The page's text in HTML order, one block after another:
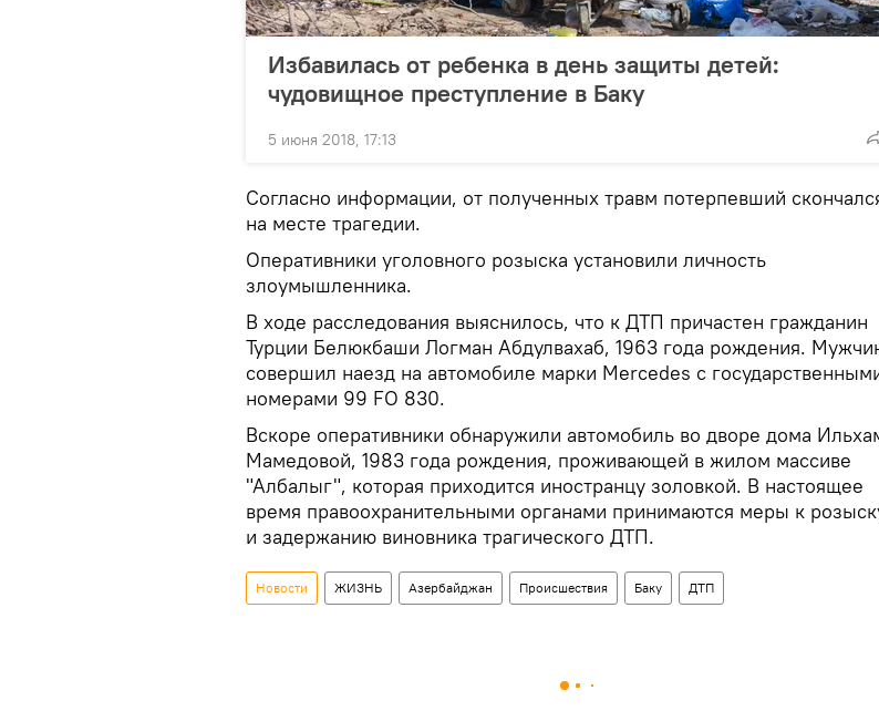
Избавилась от ребенка в день защиты детей:
чудовищное преступление в Баку
5 июня 2018, 17:13
Согласно информации, от полученных травм потерпевший
на месте трагедии.
Оперативники уголовного розыска установили личность
злоумышленника.
В ходе расследования выяснилось, что к ДТП причастен гражданин
Турции Белюкбаши Логман Абдулвахаб, 1963 года рождения.
совершил наезд на автомобиле марки Mercedes с
номерами 99 FO 830.
Вскоре оперативники обнаружили автомобиль во дворе дома
Мамедовой, 1983 года рождения, проживающей в жилом массиве
"Албалыг", которая приходится иностранцу золовкой. В настоящее
время правоохранительными органами принимаются меры к
и задержанию виновника трагического ДТП.
Новости ЖИЗНЬ Азербайджан Происшествия Баку ДТП